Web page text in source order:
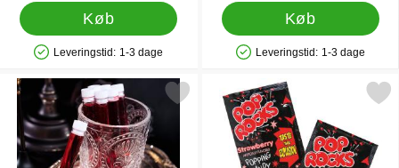
Køb
Produkttilgængelighed: På lager
Leveringstid: 1-3 dage
Køb
Produkttilgængelighed: På lager
Leveringstid: 1-3 dage
Markér snapsglas Reagensglas 6-pak som favorit
Markér pop Rocks